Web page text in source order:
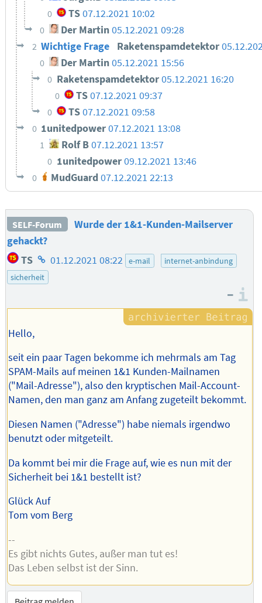
0 TS07.12.2021 10:02
0 Der Martin 05.12.2021 09:28
2 Wichtige Frage Raketenspamdetektor
0 Der Martin 05.12.2021 15:56
0 Raketenspamdetektor05.12.2021 16:20
0 TS07.12.2021 09:37
0 TS07.12.2021 09:58
0 1unitedpower07.12.2021 13:08
1 Rolf B07.12.2021 13:57
0 1unitedpower09.12.2021 13:46
0 MudGuard 07.12.2021 22:13
SELF-Forum
Wurde der 1&1-Kunden-Mailserver
gehackt?
TS Homepage
des
01.12.2021 08:22 e-mail
internet-anbindung
sicherheit
–
Hello,
seit ein paar Tagen bekomme ich mehrmals am Tag
SPAM-Mails auf meinen 1&1 Kunden-Mailnamen
("Mail-Adresse"), also den kryptischen Mail-Account-
Namen, den man ganz am Anfang zugeteilt bekommt.
Diesen Namen ("Adresse") habe niemals irgendwo
benutzt oder mitgeteilt.
Da kommt bei mir die Frage auf, wie es nun mit der
Sicherheit bei 1&1 bestellt ist?
Glück Auf
Tom vom Berg
--
Es gibt nichts Gutes, außer man tut es!
Das Leben selbst ist der Sinn.